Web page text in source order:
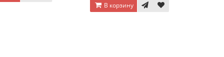
В корзину